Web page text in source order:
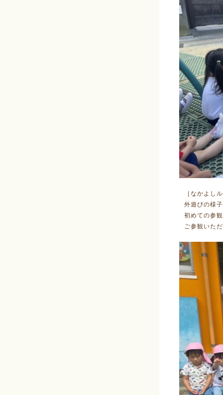
［なかよし
外遊びの様
初めての参
ご参観いた